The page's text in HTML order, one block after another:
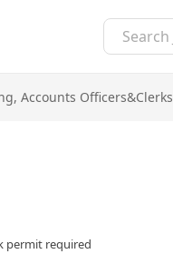
, Accounts Officers&Clerks
permit required